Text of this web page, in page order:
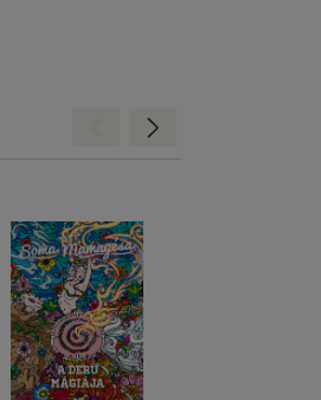
Előre